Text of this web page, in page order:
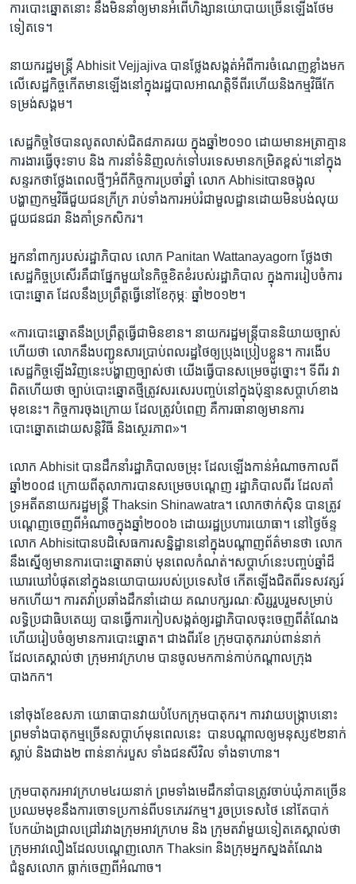
ការ​បោះឆ្នោត​នោះ ​នឹង​មិន​នាំ​ឲ្យ​មាន​អំពើ​ហិង្សា​នយោបាយ​ច្រើន​ឡើង​ថែម​
ទៀត​ទេ។
នាយករដ្ឋមន្ដ្រី​ Abhisit ​Vejjajiva ​បាន​ថ្លែង​សង្កត់​អំពី​ការ​ចំណេញខ្លាំង​មក​
លើ​សេដ្ឋកិច្ច​កើត​មាន​ឡើងនៅ​ក្នុង​រដ្ឋបាល​អាណត្ដិ​ទីពីរ​ហើយ​និង​កម្មវិធី​កែ​
ទម្រង់​សង្គម។
សេដ្ឋកិច្ច​ថៃ​បាន​លូត​លាស់​ជិត​៨ភាគរយ​ ក្នុង​ឆ្នាំ​២០១០ ​ដោយ​មាន​អត្រា​គ្មាន​
ការងារ​ធ្វើ​ចុះទា​ប​ និង​ ការ​នាំ​ទំនិញ​លក់​ទៅ​បរទេស​មាន​កម្រិត​ខ្ពស់។នៅ​ក្នុង​
សន្ទរកថា​ថ្លែង​ពេល​ថ្មី​ៗ​អំពី​កិច្ចការ​ប្រចាំ​ឆ្នាំ លោក ​Abhisit​បាន​ចង្អុល​
បង្ហាញ​កម្មវិធី​ជួយ​ជន​ក្រី​ក្រ​ រាប់ទាំង​ការ​អប់រំ​ជា​មួលដ្ឋាន​ដោយ​មិន​បង់​លុយ​
ជួយ​ជន​ជរា​ ​និង​គាំ​ទ្រ​កសិករ។
អ្នក​នាំពាក្យ​របស់​រដ្ឋាភិបាល ​លោក ​Panitan ​Wattanayagorn ​ថ្លែង​ថា​
សេដ្ឋកិច្ច​ប្រសើរ​គឺ​ជា​ផ្នែក​មួយ​នៃ​កិច្ច​ខិតខំ​របស់​រដ្ឋាភិបាល​ ក្នុង​ការ​រៀប​ចំ​ការ
បោះឆ្នោត​ ដែល​នឹង​ប្រព្រឹត្ដ​ធ្វើ​នៅ​ខែ​កុម្ភៈ ឆ្នាំ​២០១២។
«ការ​បោះ​ឆ្នោត​នឹង​ប្រព្រឹត្ដ​ធ្វើ​ជា​មិន​ខាន។​ នា​យក​រដ្ឋមន្ដ្រី​បាន​និយាយច្បាស់​
ហើយ​ថា​ លោក​នឹង​បញ្ជូន​សារ​ប្រាប់​ពល​រដ្ឋ​ថៃ​ឲ្យ​ប្រុងប្រៀប​ខ្លួន។ ការ​ងើប​
សេដ្ឋកិច្ច​ឡើង​វិញនេះបង្ហាញ​ច្បាស់​ថា ​យើង​ធ្វើ​បាន​សម្រេច​ដូច្នោះ។ ​ទីពីរ វា​
ពិត​ហើយ​ថា ​ច្បាប់​បោះ​ឆ្នោត​ថ្មី​ត្រូវ​សរសេរ​បញ្ចប់​នៅ​ក្នុង​ប៉ុន្មាន​សប្ដាហ៍​ខាង​
មុខ​នេះ។ កិច្ចការ​ចុង​ក្រោយ ដែល​ត្រូវ​បំពេញ​ គឺ​ការ​ធានា​ឲ្យ​មាន​ការ​
បោះឆ្នោត​ដោយ​សន្ដិវិធី​ និង​ស្ថេរភាព»។
លោក​ Abhisit ​បាន​ដឹក​នាំ​រដ្ឋាភិបាល​ចម្រុះ​ ដែល​ឡើង​កាន់​អំណាច​កាល​ពី​
ឆ្នាំ​២០០៨​ ក្រោយ​ពី​តុលាការ​បាន​សម្រេច​បណ្ដេញ​ រដ្ឋាភិបាល​ពីរ ​ដែល​គាំ​
ទ្រអ​តី​ត​នាយក​រដ្ឋ​មន្ដ្រី​ Thaksin ​Shinawatra។ ​លោក​ថាក់​ស៊ិន បាន​ត្រូវ​
បណ្ដេញ​ចេញ​ពី​អំ​ណាច​ក្នុង​ឆ្នាំ​២០០៦​ ដោយ​រដ្ឋ​ប្រហារ​យោធា។ នៅថ្ងៃច័ន្ទ
លោក Abhisitបាន​បដិសេធ​ការ​សន្និដ្ឋាន​នៅ​ក្នុង​បណ្ដាញ​ព័ត៌មាន​ថា លោក​
នឹង​ស្នើ​ឲ្យ​មាន​ការ​បោះឆ្នោត​ឆាប់ ​មុន​ពេល​កំណត់។សប្ដាហ៍​នេះ​បញ្ចប់​ឆ្នាំ​ដ៏​
ឃោរឃៅ​បំផុត​នៅ​ក្នុង​នយោបាយរ​បស់​ប្រទេស​ថៃ​ កើត​ឡើង​ជិត​ពីរ​ទសវត្សរ៍​
មក​ហើយ។​ ​ការ​តវ៉ាប្រឆាំង​ដឹក​នាំ​ដោយ​ គណបក្ស​រណៈសិរ្ស​រួបរួម​សម្រាប់​
លទ្ធិ​ប្រជាធិបតេយ្យ​ ​បាន​ធ្វើ​ការ​កៀប​សង្កត់​ឲ្យរដ្ឋាភិបាល​ចុះ​ចេញ​ពី​តំណែង​
ហើយ​រៀបចំ​ឲ្យ​មាន​ការ​បោះ​ឆ្នោត។ ជាង​ពីរ​ខែ​ ក្រុម​បាតុករ​រាប់​ពាន់​នាក់​
ដែល​គេស្គាល់ថា ​ក្រុម​អាវក្រហម​ បាន​ចូល​មក​កាន់​កាប់​កណ្ដាល​ក្រុង​
បាងកក។
នៅ​ចុង​ខែ​ឧសភា​ យោធា​បាន​វាយ​បំបែក​ក្រុម​បាតុករ។ ការ​វាយ​បង្រ្កាប​នោះ​
ព្រម​ទាំង​បាតុកម្ម​ច្រើន​សប្ដាហ៍​មុន​ពេល​នេះ ​ បាន​បណ្ដាល​ឲ្យ​មនុស្ស​៩២​នាក់​
ស្លាប់ ​និង​ជាង​២​ ពាន់នាក់​របួស ​ទាំង​ជន​សីវិល​ ទាំង​ទាហាន។
ក្រុម​បាតុករ​អាវ​ក្រហម​៤រយ​នាក់​ ព្រម​ទាំង​មេដឹក​នាំ​បាន​ត្រូវ​ចាប់​ឃុំ​ភាគ​ច្រើន​
ប្រឈម​មុខ​នឹង​ការ​ចោទ​ប្រកាន់​ពី​បទ​ភេរវកម្ម។ រួច​ប្រទេស​ថៃ ​នៅ​តែ​បាក់​
បែក​យ៉ាង​ជ្រាល​ជ្រៅ​រវាង​ក្រុម​អាវក្រហម​ និង​ ក្រុម​តវ៉ា​មួយ​ទៀត​គេ​ស្គាល់​ថា
ក្រុម​អាវលឿង​ដែល​បណ្តេញ​លោក​ Thaksin​ និង​ក្រុម​អ្នក​ស្នង​តំណែង​
ជំនួស​លោក ​ធ្លាក់​ចេញ​ពី​អំណាច។